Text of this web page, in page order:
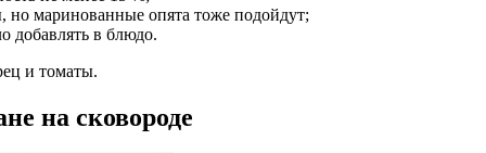
маринованные опята тоже подойдут;
добавлять в блюдо.
и томаты.
на сковороде